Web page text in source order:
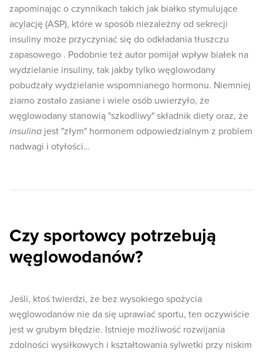
zapominając o czynnikach takich jak białko stymulujące
acylację (ASP), które w sposób niezależny od sekrecji
insuliny może przyczyniać się do odkładania tłuszczu
zapasowego . Podobnie też autor pomijał wpływ białek na
wydzielanie insuliny, tak jakby tylko węglowodany
pobudzały wydzielanie wspomnianego hormonu. Niemniej
ziarno zostało zasiane i wiele osób uwierzyło, że
węglowodany stanowią "szkodliwy" składnik diety oraz, że
insulina jest "złym" hormonem odpowiedzialnym z problem
nadwagi i otyłości…
Czy sportowcy potrzebują
węglowodanów?
Jeśli, ktoś twierdzi, że bez wysokiego spożycia
węglowodanów nie da się uprawiać sportu, ten oczywiście
jest w grubym błędzie. Istnieje możliwość rozwijania
zdolności wysiłkowych i kształtowania sylwetki przy niskim